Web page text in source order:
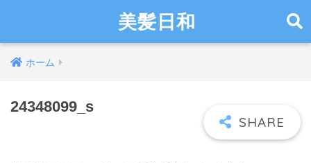
美髪日和
ホーム
24348099_s